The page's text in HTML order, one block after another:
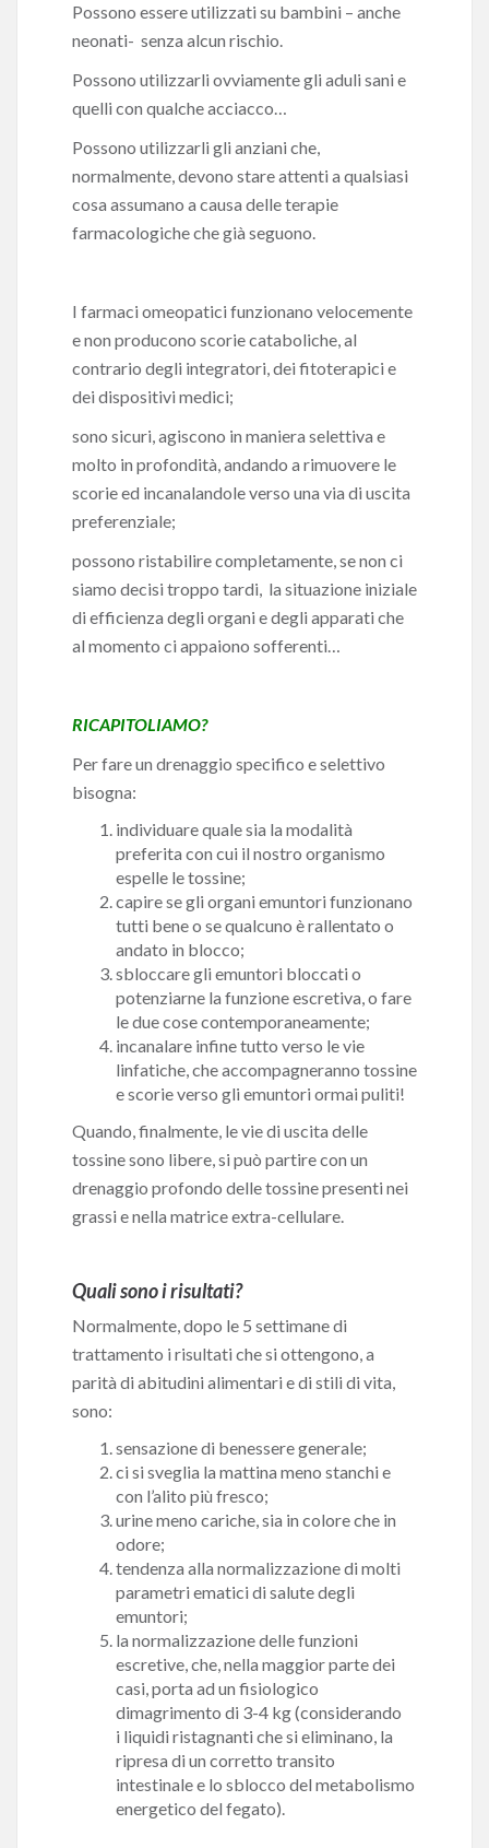
Possono essere utilizzati su bambini – anche
neonati- senza alcun rischio.
Possono utilizzarli ovviamente gli aduli sani e
quelli con qualche acciacco…
Possono utilizzarli gli anziani che,
normalmente, devono stare attenti a qualsiasi
cosa assumano a causa delle terapie
farmacologiche che già seguono.
I farmaci omeopatici funzionano velocemente
e non producono scorie cataboliche, al
contrario degli integratori, dei fitoterapici e
dei dispositivi medici;
sono sicuri, agiscono in maniera selettiva e
molto in profondità, andando a rimuovere le
scorie ed incanalandole verso una via di uscita
preferenziale;
possono ristabilire completamente, se non ci
siamo decisi troppo tardi, la situazione iniziale
di efficienza degli organi e degli apparati che
al momento ci appaiono sofferenti…
RICAPITOLIAMO?
Per fare un drenaggio specifico e selettivo
bisogna:
individuare quale sia la modalità
preferita con cui il nostro organismo
espelle le tossine;
capire se gli organi emuntori funzionano
tutti bene o se qualcuno è rallentato o
andato in blocco;
sbloccare gli emuntori bloccati o
potenziarne la funzione escretiva, o fare
le due cose contemporaneamente;
incanalare infine tutto verso le vie
linfatiche, che accompagneranno tossine
e scorie verso gli emuntori ormai puliti!
Quando, finalmente, le vie di uscita delle
tossine sono libere, si può partire con un
drenaggio profondo delle tossine presenti nei
grassi e nella matrice extra-cellulare.
Quali sono i risultati?
Normalmente, dopo le 5 settimane di
trattamento i risultati che si ottengono, a
parità di abitudini alimentari e di stili di vita,
sono:
sensazione di benessere generale;
ci si sveglia la mattina meno stanchi e
con l’alito più fresco;
urine meno cariche, sia in colore che in
odore;
tendenza alla normalizzazione di molti
parametri ematici di salute degli
emuntori;
la normalizzazione delle funzioni
escretive, che, nella maggior parte dei
casi, porta ad un fisiologico
dimagrimento di 3-4 kg (considerando
i liquidi ristagnanti che si eliminano, la
ripresa di un corretto transito
intestinale e lo sblocco del metabolismo
energetico del fegato).